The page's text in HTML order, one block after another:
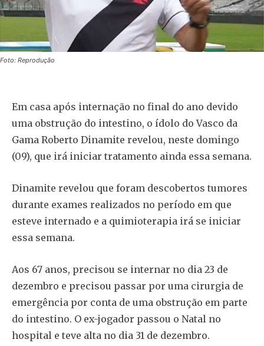
Foto: Reprodução
Em casa após internação no final do ano devido
uma obstrução do intestino, o ídolo do Vasco da
Gama Roberto Dinamite revelou, neste domingo
(09), que irá iniciar tratamento ainda essa semana.
Dinamite revelou que foram descobertos tumores
durante exames realizados no período em que
esteve internado e a quimioterapia irá se iniciar
essa semana.
Aos 67 anos, precisou se internar no dia 23 de
dezembro e precisou passar por uma cirurgia de
emergência por conta de uma obstrução em parte
do intestino. O ex-jogador passou o Natal no
hospital e teve alta no dia 31 de dezembro.